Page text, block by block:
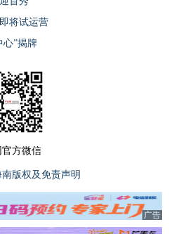
将试运营
心”揭牌
官方微信
版权及免责声明
广告